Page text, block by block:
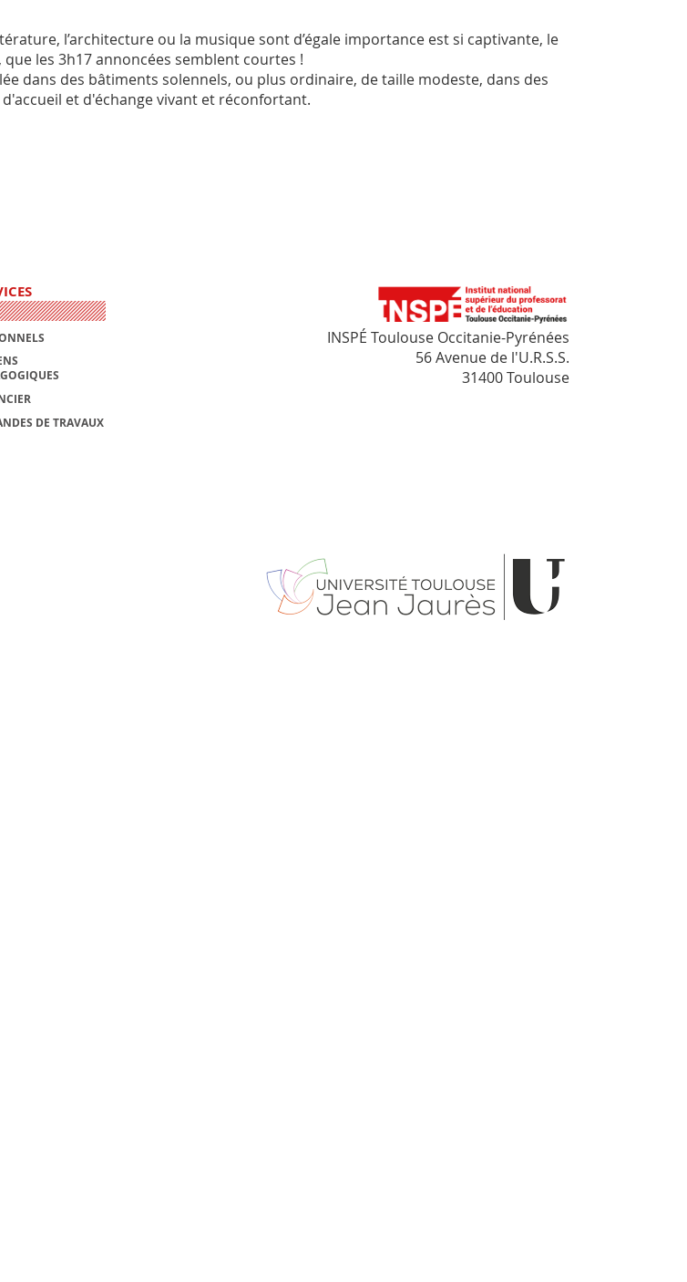
l’architecture ou la musique sont d’égale importance est si captivante, le
les 3h17 annoncées semblent courtes !
dans des bâtiments solennels, ou plus ordinaire, de taille modeste, dans des
et d'échange vivant et réconfortant.
DE TRAVAUX
INSPÉ Toulouse Occitanie-Pyrénées
56 Avenue de l'U.R.S.S.
31400 Toulouse